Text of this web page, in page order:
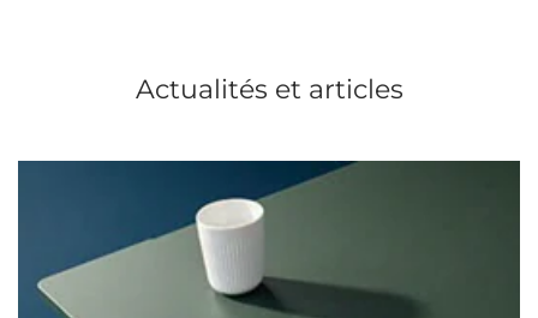
Actualités et articles